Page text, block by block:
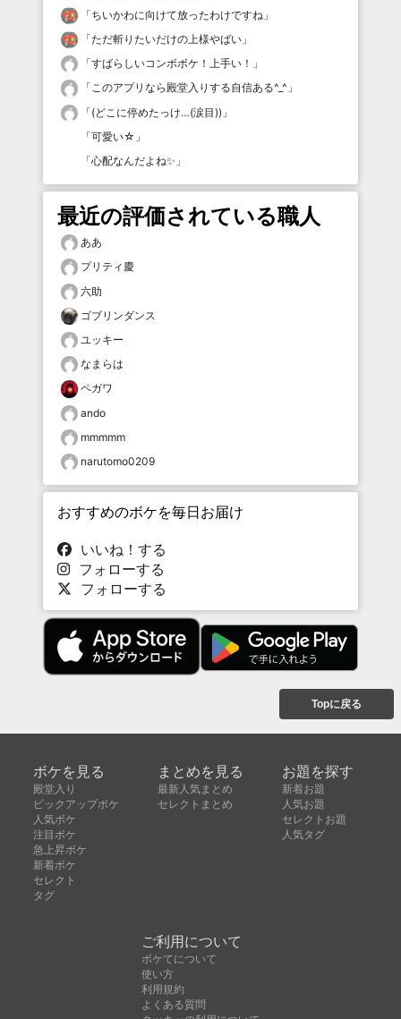
「ちいかわに向けて放ったわけですね 」
「ただ斬りたいだけの上様やばい 」
「すばらしいコンボボケ！上手い！ 」
「このアプリなら殿堂入りする自信ある^_^ 」
「(どこに停めたっけ…(涙目)) 」
「可愛い☆ 」
「心配なんだよね✨ 」
最近の評価されている職人
ああ
プリティ慶
六助
ゴブリンダンス
ユッキー
なまらは
ペガワ
ando
mmmmm
narutomo0209
おすすめのボケを毎日お届け
いいね！する
フォローする
フォローする
Topに戻る
ボケを見る
殿堂入り
ピックアップボケ
人気ボケ
注目ボケ
急上昇ボケ
新着ボケ
セレクト
タグ
まとめを見る
最新人気まとめ
セレクトまとめ
お題を探す
新着お題
人気お題
セレクトお題
人気タグ
ご利用について
ボケてについて
使い方
利用規約
よくある質問